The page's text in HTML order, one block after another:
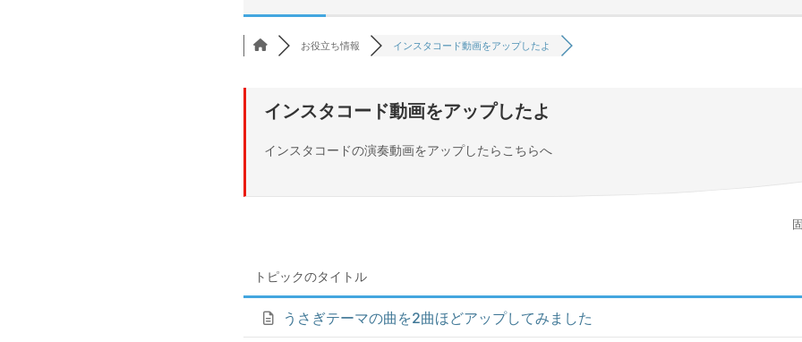
お役立ち情報 インスタコード動画をアップしたよ
インスタコード動画をアップしたよ
インスタコードの演奏動画をアップしたらこちらへ
トピックのタイトル
うさぎテーマの曲を2曲ほどアップしてみました